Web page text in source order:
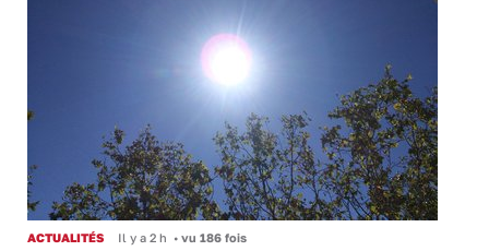
ACTUALITÉS Il y a 2 h • vu 186 fois